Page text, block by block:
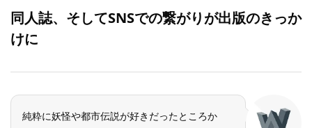
同人誌、そしてSNSでの繋がりが出版のきっか
けに
純粋に妖怪や都市伝説が好きだったところか